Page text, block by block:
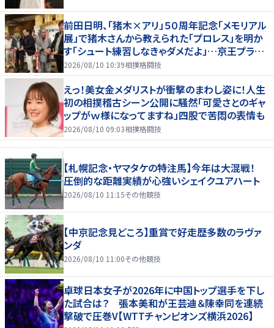
前田日明、「猪木×アリ」５０周年記念「メモリアル
展」で猪木さんから教えられた「プロレス」を明か
す「シュート練習しなきゃダメだよ」…京王プラザ
ホテルで３１日まで
2026/08/10 10:39相撲格闘技
えっ！美女金メダリストが衝撃のまわし姿に！人生
初の相撲稽古シーン公開に騒然「可愛さとのギャ
ップがｗ様になってますね」四股で苦悶の表情も
2026/08/10 09:03相撲格闘技
【札幌記念・ヤマタケの特注馬】今年は大混戦！
圧倒的な距離実績が心強いシェイクユアハート
2026/08/10 11:15その他競技
【中京記念見どころ】重賞で好走歴多数のラヴァ
ンダ
2026/08/10 11:00その他競技
卓球日本女子が2026年に中国トップ選手を下し
た試合は？ 張本美和が王芸迪＆陳幸同を連続
撃破で圧巻V【WTTチャンピオンズ横浜2026】